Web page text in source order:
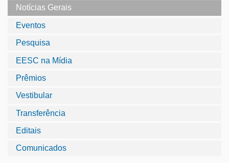
Notícias Gerais
Eventos
Pesquisa
EESC na Mídia
Prêmios
Vestibular
Transferência
Editais
Comunicados